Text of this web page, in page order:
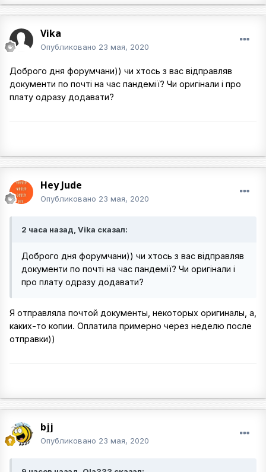
Vika
Опубликовано 23 мая, 2020
Доброго дня форумчани)) чи хтось з вас відправляв
документи по почті на час пандемії? Чи оригінали і про
плату одразу додавати?
Hey Jude
Опубликовано 23 мая, 2020
2 часа назад, Vika сказал:
Доброго дня форумчани)) чи хтось з вас відправляв
документи по почті на час пандемії? Чи оригінали і
про плату одразу додавати?
Я отправляла почтой документы, некоторых оригиналы, а,
каких-то копии. Оплатила примерно через неделю после
отправки))
bjj
Опубликовано 23 мая, 2020